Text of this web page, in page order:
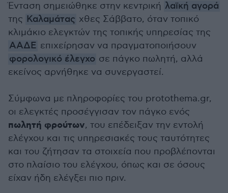
Ένταση σημειώθηκε στην κεντρική λαϊκή αγορά
της Καλαμάτας χθες Σάββατο, όταν τοπικό
κλιμάκιο ελεγκτών της τοπικής υπηρεσίας της
ΑΑΔΕ επιχείρησαν να πραγματοποιήσουν
φορολογικό έλεγχο σε πάγκο πωλητή, αλλά
εκείνος αρνήθηκε να συνεργαστεί.
Σύμφωνα με πληροφορίες του protothema.gr,
οι ελεγκτές προσέγγισαν τον πάγκο ενός
πωλητή φρούτων, του επέδειξαν την εντολή
ελέγχου και τις υπηρεσιακές τους ταυτότητες
και του ζήτησαν τα στοιχεία που προβλέπονται
στο πλαίσιο του ελέγχου, όπως και σε όσους
είχαν ήδη ελέγξει πιο πριν.